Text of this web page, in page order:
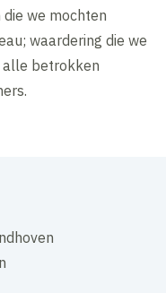
we mochten
waardering die we
alle betrokken